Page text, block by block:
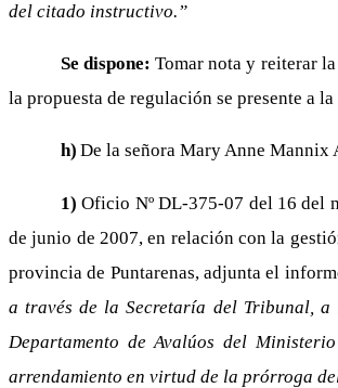
del citado instructivo.”
Se dispone:Tomar nota y reiterar
la propuesta de regulación se presente a
h) De la señora Mary Anne Mannix
1) Oficio Nº DL-375-07 del 16 del
de junio de 2007, en relación con la
provincia de Puntarenas, adjunta el
a través de la Secretaría del Tribunal,
Departamento de Avalúos del
arrendamiento en virtud de la prórroga